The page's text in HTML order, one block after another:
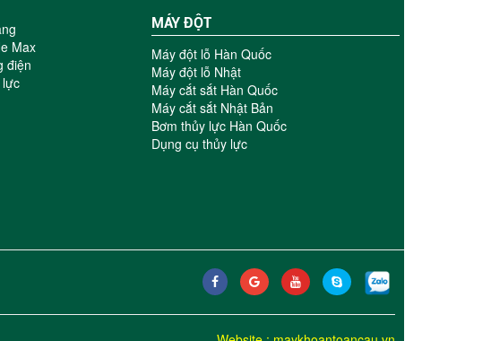
Max
điện
lực
MÁY ĐỘT
Máy đột lỗ Hàn Quốc
Máy đột lỗ Nhật
Máy cắt sắt Hàn Quốc
Máy cắt sắt Nhật Bản
Bơm thủy lực Hàn Quốc
Dụng cụ thủy lực